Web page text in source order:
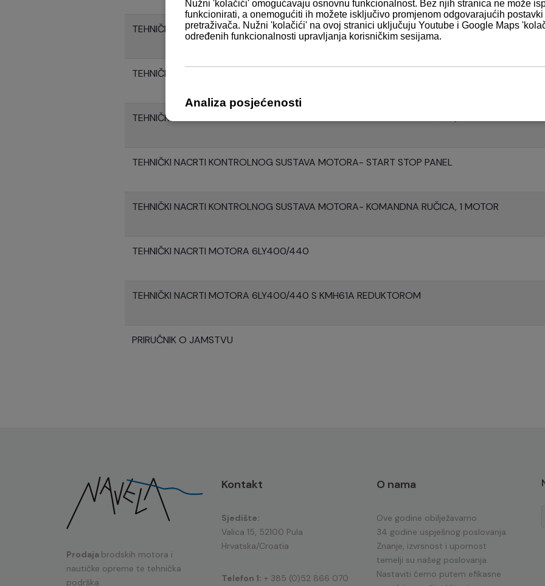
TEHNIČKI NACRTI KONTROLNOG SUSTAVA MOTORA- BACKUP PANEL
TEHNIČKI NACRTI KONTROLNOG SUSTAVA MOTORA- PANEL
TEHNIČKI NACRTI KONTROLNOG SUSTAVA MOTORA- KOMANDNA RUČICA, 2 MOTORA
TEHNIČKI NACRTI KONTROLNOG SUSTAVA MOTORA- START STOP PANEL
TEHNIČKI NACRTI KONTROLNOG SUSTAVA MOTORA- KOMANDNA RUČICA, 1 MOTOR
TEHNIČKI NACRTI MOTORA 6LY400/440
TEHNIČKI NACRTI MOTORA 6LY400/440 S KMH61A REDUKTOROM
PRIRUČNIK O JAMSTVU
Prodaja brodskih motora i
nautičke opreme te tehnička
podrška.
Kontakt
Sjedište:
Valica 15, 52100 Pula
Hrvatska/Croatia
Telefon 1: + 385 (0)52 866 070
O nama
Ove godine obilježavamo
34 godine uspješnog poslovanja.
Znanje, izvrsnost i upornost
temelji su našeg poslovanja.
Nastaviti ćemo putem efikasne